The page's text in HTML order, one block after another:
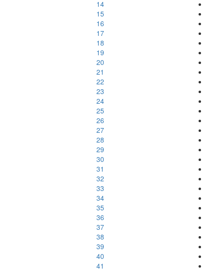
14
15
16
17
18
19
20
21
22
23
24
25
26
27
28
29
30
31
32
33
34
35
36
37
38
39
40
41